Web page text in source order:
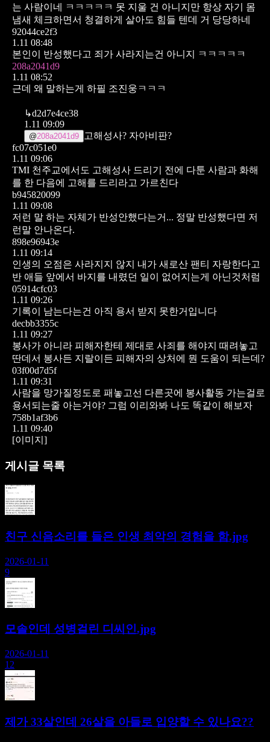
는 사람이네 ㅋㅋㅋㅋㅋ 못 지울 건 아니지만 항상 자기 몸
냄새 체크하면서 청결하게 살아도 힘들 텐데 거 당당하네
92044ce2f3
1.11 08:48
본인이 반성했다고 죄가 사라지는건 아니지 ㅋㅋㅋㅋㅋ
208a2041d9
1.11 08:52
근데 왜 말하는게 하필 조진웅ㅋㅋㅋ
↳d2d7e4ce38
1.11 09:09
@208a2041d9
고해성사? 자아비판?
fc07c051e0
1.11 09:06
TMI 천주교에서도 고해성사 드리기 전에 다툰 사람과 화해
를 한 다음에 고해를 드리라고 가르친다
b945820099
1.11 09:08
저런 말 하는 자체가 반성안했다는거... 정말 반성했다면 저
런말 안나온다.
898e96943e
1.11 09:14
인생의 오점은 사라지지 않지
내가 새로산 팬티 자랑한다고
반 애들 앞에서 바지를 내렸던 일이
없어지는게 아닌것처럼
05914cfc03
1.11 09:26
기록이 남는다는건 아직 용서 받지 못한거입니다
decbb3355c
1.11 09:27
봉사가 아니라 피해자한테 제대로 사죄를 해야지 때려놓고
딴데서 봉사든 지랄이든 피해자의 상처에 뭔 도움이 되는데?
03f00d7d5f
1.11 09:31
사람을 망가질정도로 패놓고선 다른곳에 봉사활동 가는걸로
용서되는줄 아는거야? 그럼 이리와봐 나도 똑같이 해보자
758b1af3b6
1.11 09:40
[이미지]
게시글 목록
친구 신음소리를 들은 인생 최악의 경험을 함.jpg
2026-01-11
9
모솔인데 성병걸린 디씨인.jpg
2026-01-11
12
제가 33살인데 26살을 아들로 입양할 수 있나요??